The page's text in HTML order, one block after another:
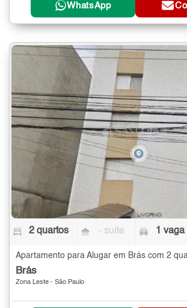
WhatsApp
2 quartos - suíte 1 vaga
Apartamento para Alugar em Brás com 2
Brás
Zona Leste - São Paulo